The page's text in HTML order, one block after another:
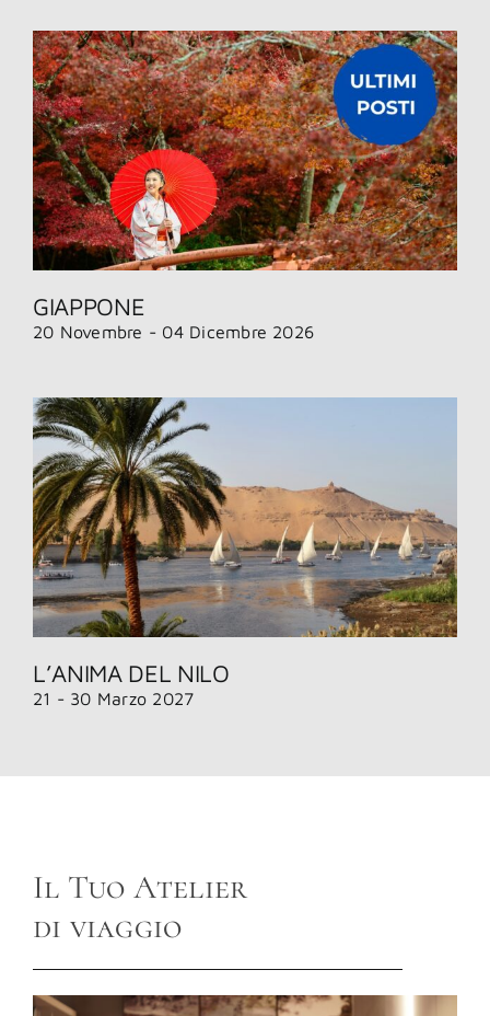
GIAPPONE
20 Novembre - 04 Dicembre 2026
L’ANIMA DEL NILO
21 - 30 Marzo 2027
Il Tuo Atelier
di viaggio